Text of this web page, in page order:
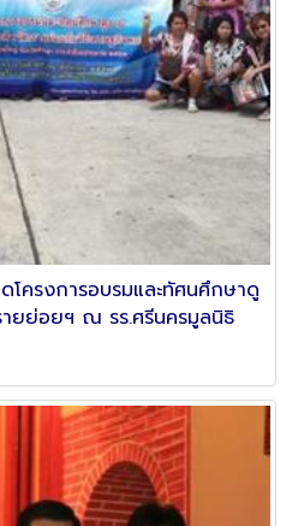
โครงการอบรมและทัศนศึกษาดู
ายย่อยฯ ณ รร.ศรีนครมูลนิธิ